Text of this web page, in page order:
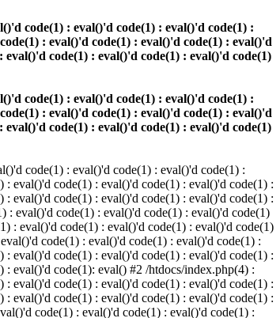
code(1) : eval()'d code(1) : eval()'d code(1) :
: eval()'d code(1) : eval()'d code(1) : eval()'d
code(1) : eval()'d code(1) : eval()'d code(1)
code(1) : eval()'d code(1) : eval()'d code(1) :
: eval()'d code(1) : eval()'d code(1) : eval()'d
code(1) : eval()'d code(1) : eval()'d code(1)
code(1) : eval()'d code(1) : eval()'d code(1) :
eval()'d code(1) : eval()'d code(1) : eval()'d code(1) :
eval()'d code(1) : eval()'d code(1) : eval()'d code(1) :
: eval()'d code(1) : eval()'d code(1) : eval()'d code(1)
: eval()'d code(1) : eval()'d code(1) : eval()'d code(1)
code(1) : eval()'d code(1) : eval()'d code(1) :
eval()'d code(1) : eval()'d code(1) : eval()'d code(1) :
eval()'d code(1): eval() #2 /htdocs/index.php(4) :
eval()'d code(1) : eval()'d code(1) : eval()'d code(1) :
eval()'d code(1) : eval()'d code(1) : eval()'d code(1) :
code(1) : eval()'d code(1) : eval()'d code(1) :